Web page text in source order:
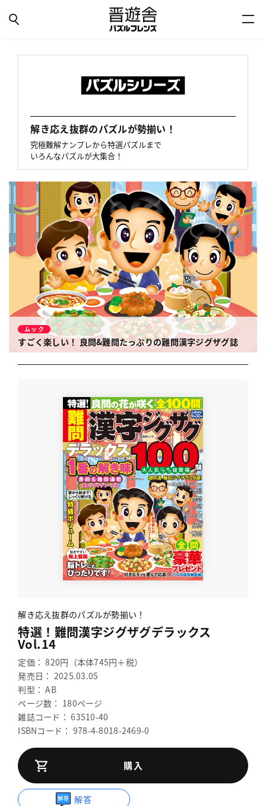
解き応え抜群のパズルが勢揃い！
究極難解ナンプレから特選パズルまで
いろんなパズルが大集合！
ムック
すごく楽しい！ 良問&難問たっぷりの難問漢字ジグザグ誌
解き応え抜群のパズルが勢揃い！
特選！難問漢字ジグザグデラックス
Vol.14
定価： 820円（本体745円＋税）
発売日： 2025.03.05
判型： AB
ページ数： 180ページ
雑誌コード： 63510-40
ISBNコード： 978-4-8018-2469-0
購入
解答